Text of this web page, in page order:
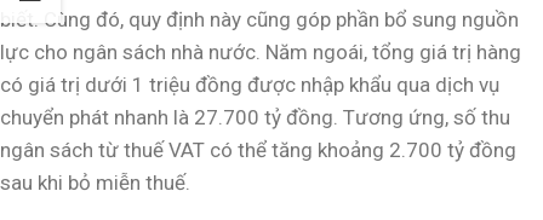
biết. Cùng đó, quy định này cũng góp phần bổ sung nguồn
lực cho ngân sách nhà nước. Năm ngoái, tổng giá trị hàng
có giá trị dưới 1 triệu đồng được nhập khẩu qua dịch vụ
chuyển phát nhanh là 27.700 tỷ đồng. Tương ứng, số thu
ngân sách từ thuế VAT có thể tăng khoảng 2.700 tỷ đồng
sau khi bỏ miễn thuế.